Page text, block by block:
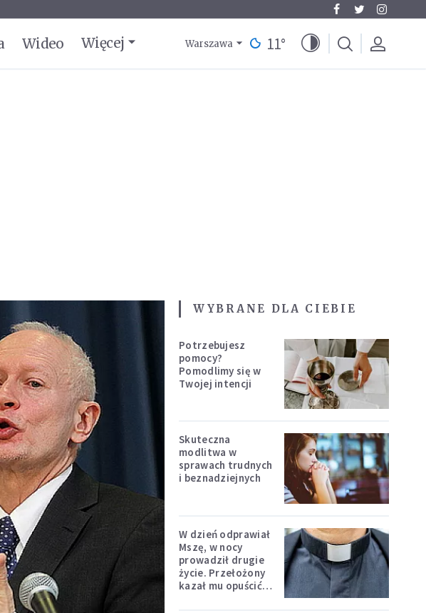
Wideo Więcej Warszawa 11°
WYBRANE DLA CIEBIE
Potrzebujesz
pomocy?
Pomodlimy się w
Twojej intencji
Skuteczna
modlitwa w
sprawach trudnych
i beznadziejnych
W dzień odprawiał
Mszę, w nocy
prowadził drugie
życie. Przełożony
kazał mu opuścić